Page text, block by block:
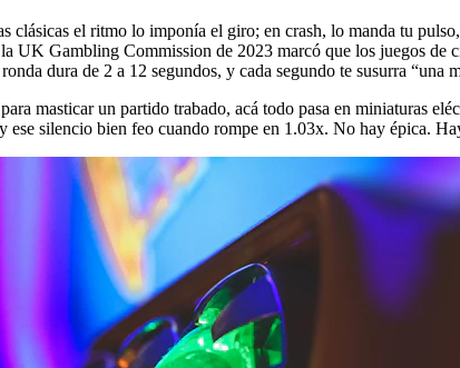
clásicas el ritmo lo imponía el giro; en crash, lo manda tu
UK Gambling Commission de 2023 marcó que los juegos de
dura de 2 a 12 segundos, y cada segundo te susurra “una
masticar un partido trabado, acá todo pasa en miniaturas
ese silencio bien feo cuando rompe en 1.03x. No hay épica.